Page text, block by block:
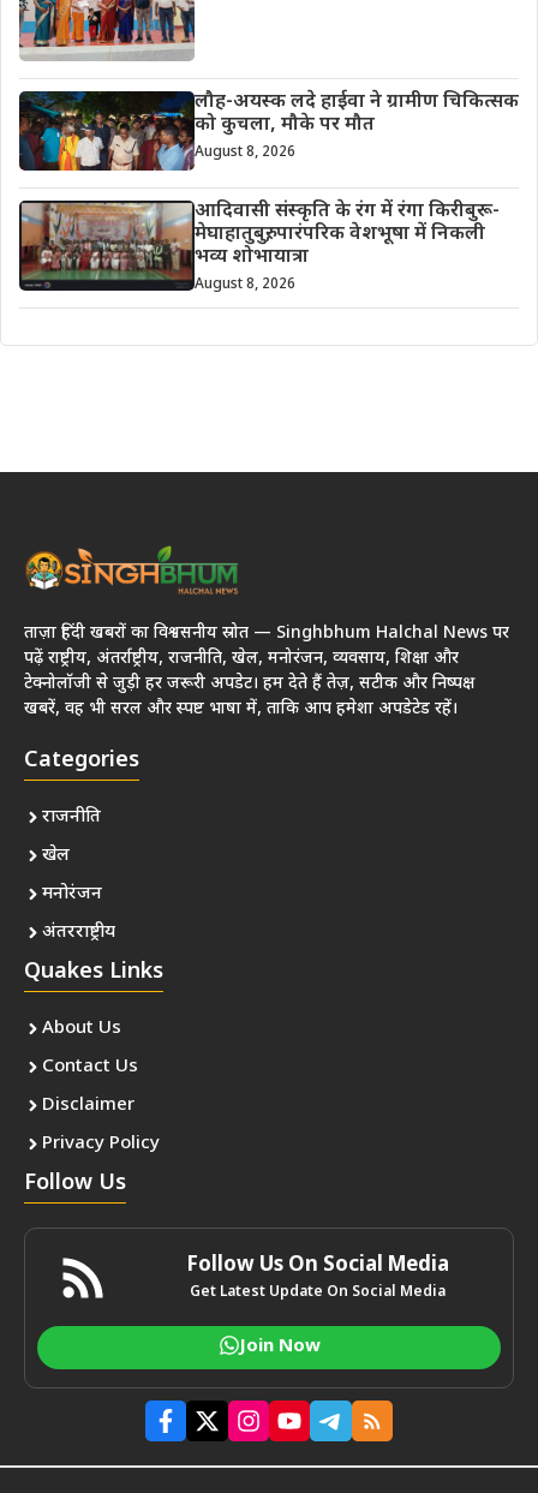
लौह-अयस्क लदे हाईवा ने ग्रामीण चिकित्सक
को कुचला, मौके पर मौत
August 8, 2026
आदिवासी संस्कृति के रंग में रंगा किरीबुरू-
मेघाहातुबुरु, पारंपरिक वेशभूषा में निकली
भव्य शोभायात्रा
August 8, 2026
ताज़ा हिंदी खबरों का विश्वसनीय स्रोत — Singhbhum Halchal News पर
पढ़ें राष्ट्रीय, अंतर्राष्ट्रीय, राजनीति, खेल, मनोरंजन, व्यवसाय, शिक्षा और
टेक्नोलॉजी से जुड़ी हर जरूरी अपडेट। हम देते हैं तेज़, सटीक और निष्पक्ष
खबरें, वह भी सरल और स्पष्ट भाषा में, ताकि आप हमेशा अपडेटेड रहें।
Categories
राजनीति
खेल
मनोरंजन
अंतरराष्ट्रीय
Quakes Links
About Us
Contact Us
Disclaimer
Privacy Policy
Follow Us
Follow Us On Social Media
Get Latest Update On Social Media
Join Now